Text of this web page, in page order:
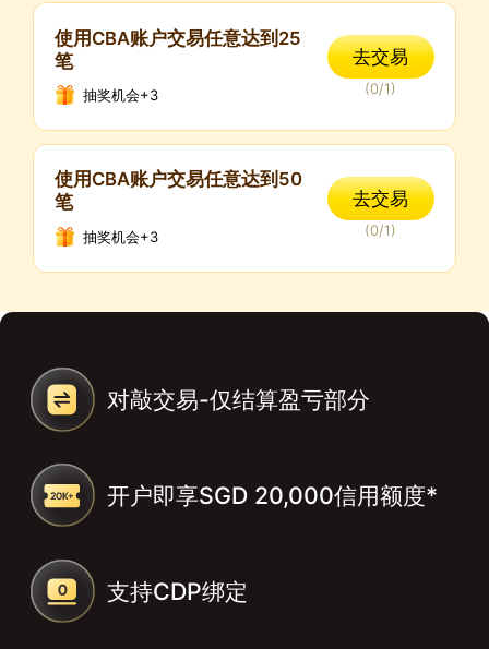
使用CBA账户交易任意达到25
笔
抽奖机会+3
去交易
(0/1)
使用CBA账户交易任意达到50
笔
抽奖机会+3
去交易
(0/1)
对敲交易-仅结算盈亏部分
开户即享SGD 20,000信用额度*
支持CDP绑定